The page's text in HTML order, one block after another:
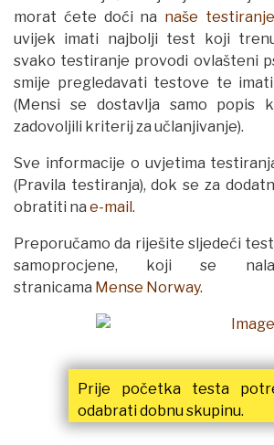
morat ćete doći na naše testiranje
uvijek imati najbolji test koji
svako testiranje provodi ovlašteni
smije pregledavati testove te
(Mensi se dostavlja samo popis
zadovoljili kriterij za učlanjivanje).
Sve informacije o uvjetima
(Pravila testiranja), dok se za
obratiti na e-mail.
Preporučamo da riješite sljedeći
samoprocjene, koji se
stranicama Mense Norway.
Prije početka testa
odabrati dobnu skupinu.